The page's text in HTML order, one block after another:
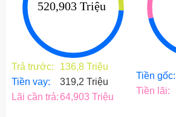
Trả trước:
136,8 Triệu
Tiền vay:
319,2 Triệu
Lãi cần trả:64,903 Triệu
Tiền gốc:
Tiền lãi: